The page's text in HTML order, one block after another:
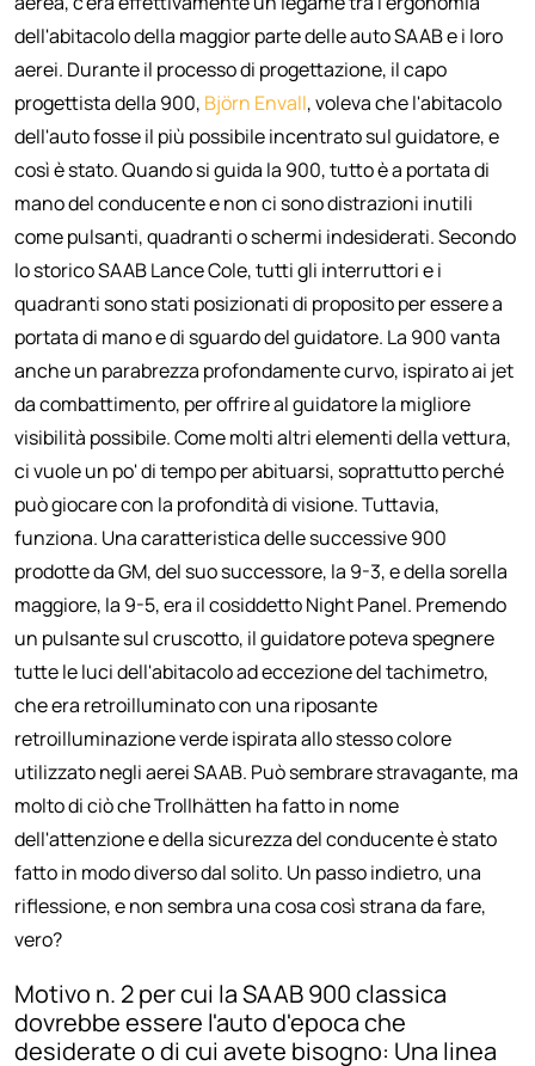
dell'abitacolo della maggior parte delle auto SAAB e i loro
aerei. Durante il processo di progettazione, il capo
progettista della 900, Björn Envall, voleva che l'abitacolo
dell'auto fosse il più possibile incentrato sul guidatore, e
così è stato. Quando si guida la 900, tutto è a portata di
mano del conducente e non ci sono distrazioni inutili
come pulsanti, quadranti o schermi indesiderati. Secondo
lo storico SAAB Lance Cole, tutti gli interruttori e i
quadranti sono stati posizionati di proposito per essere a
portata di mano e di sguardo del guidatore. La 900 vanta
anche un parabrezza profondamente curvo, ispirato ai jet
da combattimento, per offrire al guidatore la migliore
visibilità possibile. Come molti altri elementi della vettura,
ci vuole un po' di tempo per abituarsi, soprattutto perché
può giocare con la profondità di visione. Tuttavia,
funziona. Una caratteristica delle successive 900
prodotte da GM, del suo successore, la 9-3, e della sorella
maggiore, la 9-5, era il cosiddetto Night Panel. Premendo
un pulsante sul cruscotto, il guidatore poteva spegnere
tutte le luci dell'abitacolo ad eccezione del tachimetro,
che era retroilluminato con una riposante
retroilluminazione verde ispirata allo stesso colore
utilizzato negli aerei SAAB. Può sembrare stravagante, ma
molto di ciò che Trollhätten ha fatto in nome
dell'attenzione e della sicurezza del conducente è stato
fatto in modo diverso dal solito. Un passo indietro, una
riflessione, e non sembra una cosa così strana da fare,
vero?
Motivo n. 2 per cui la SAAB 900 classica
dovrebbe essere l'auto d'epoca che
desiderate o di cui avete bisogno: Una linea